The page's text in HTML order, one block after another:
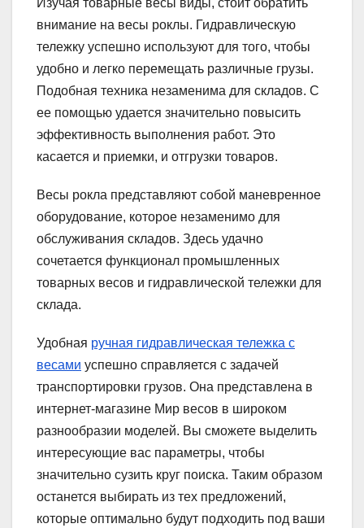
внимание на весы роклы. Гидравлическую
тележку успешно используют для того, чтобы
удобно и легко перемещать различные грузы.
Подобная техника незаменима для складов. С
ее помощью удается значительно повысить
эффективность выполнения работ. Это
касается и приемки, и отгрузки товаров.
Весы рокла представляют собой маневренное
оборудование, которое незаменимо для
обслуживания складов. Здесь удачно
сочетается функционал промышленных
товарных весов и гидравлической тележки для
склада.
Удобная ручная гидравлическая тележка с
весами успешно справляется с задачей
транспортировки грузов. Она представлена в
интернет-магазине Мир весов в широком
разнообразии моделей. Вы сможете выделить
интересующие вас параметры, чтобы
значительно сузить круг поиска. Таким образом
останется выбирать из тех предложений,
которые оптимально будут подходить под ваши